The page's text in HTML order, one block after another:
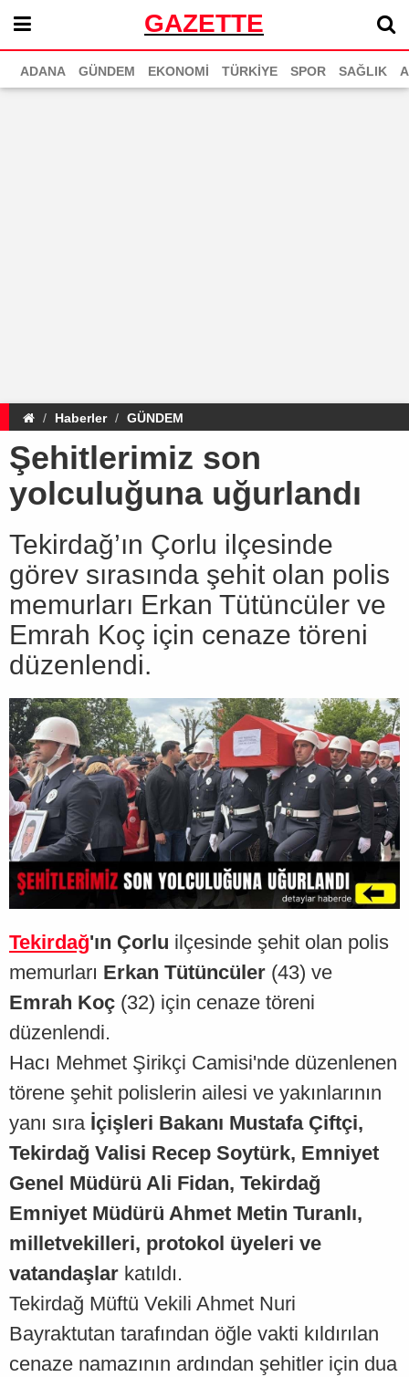
GAZETTE
ADANA GÜNDEM EKONOMİ TÜRKİYE SPOR SAĞLIK
Haberler GÜNDEM
Şehitlerimiz son
yolculuğuna uğurlandı
Tekirdağ’ın Çorlu ilçesinde
görev sırasında şehit olan polis
memurları Erkan Tütüncüler ve
Emrah Koç için cenaze töreni
düzenlendi.
Tekirdağ'ın Çorlu ilçesinde şehit olan polis
memurları Erkan Tütüncüler (43) ve
Emrah Koç (32) için cenaze töreni
düzenlendi.
Hacı Mehmet Şirikçi Camisi'nde düzenlenen
törene şehit polislerin ailesi ve yakınlarının
yanı sıra İçişleri Bakanı Mustafa Çiftçi,
Tekirdağ Valisi Recep Soytürk, Emniyet
Genel Müdürü Ali Fidan, Tekirdağ
Emniyet Müdürü Ahmet Metin Turanlı,
milletvekilleri, protokol üyeleri ve
vatandaşlar katıldı.
Tekirdağ Müftü Vekili Ahmet Nuri
Bayraktutan tarafından öğle vakti kıldırılan
cenaze namazının ardından şehitler için dua